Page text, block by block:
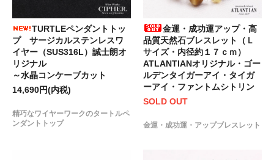
TURTLEペンダントトッ
プ サージカルステンレスワ
イヤー（SUS316L）誠士朗オ
リジナル
～水晶コンケーブカット
14,690円(内税)
精巧なワイヤーワークのタートルペ
ンダントトップ
金運・成功運アップ・高
品質天然石ブレスレット（Ｌ
サイズ・内径約１７ｃｍ）
ATLANTIANオリジナル・ゴー
ルデンタイガーアイ・タイガ
ーアイ・ファントムシトリン
SOLD OUT
金運・成功運・アップブレスレット